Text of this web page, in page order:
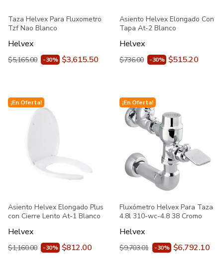
Taza Helvex Para Fluxometro
Tzf Nao Blanco
Helvex
$5,165.00 -30% $3,615.50
Asiento Helvex Elongado Con
Tapa At-2 Blanco
Helvex
$736.00 -30% $515.20
¡En Oferta!
Asiento Helvex Elongado Plus
con Cierre Lento At-1 Blanco
Helvex
$1,160.00 -30% $812.00
¡En Oferta!
Fluxómetro Helvex Para Taza
4.8l 310-wc-4.8 38 Cromo
Helvex
$9,703.01 -30% $6,792.10